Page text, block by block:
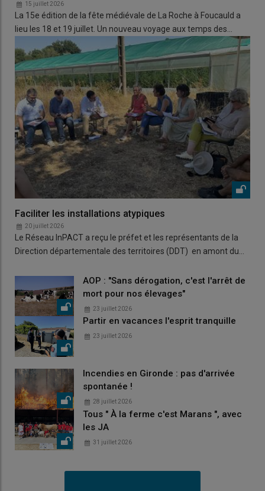
15 juillet 2026
La 15e édition de la fête médiévale de La Roche à Foucauld a
lieu les 18 et 19 juillet. Un nouveau voyage aux temps des…
Faciliter les installations atypiques
20 juillet 2026
Le Réseau InPACT a reçu le préfet et les représentants de la
Direction départementale des territoires (DDT) en amont du…
AOP : "Sans dérogation, c'est l'arrêt de
mort pour nos élevages"
23 juillet 2026
Partir en vacances l'esprit tranquille
23 juillet 2026
Incendies en Gironde : pas d'arrivée
spontanée !
28 juillet 2026
Tous " À la ferme c'est Marans ", avec
les JA
31 juillet 2026